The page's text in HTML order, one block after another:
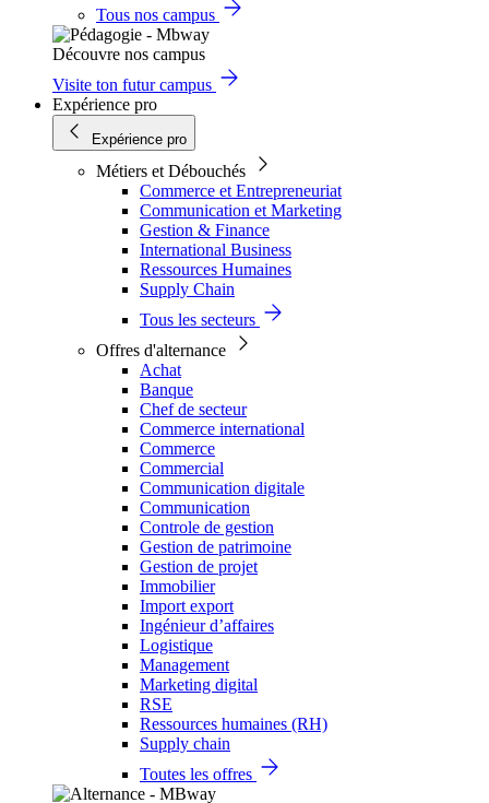
Tous nos campus
Découvre nos campus
Visite ton futur campus
Expérience pro
Expérience pro
Métiers et Débouchés
Commerce et Entrepreneuriat
Communication et Marketing
Gestion & Finance
International Business
Ressources Humaines
Supply Chain
Tous les secteurs
Offres d'alternance
Achat
Banque
Chef de secteur
Commerce international
Commerce
Commercial
Communication digitale
Communication
Controle de gestion
Gestion de patrimoine
Gestion de projet
Immobilier
Import export
Ingénieur d’affaires
Logistique
Management
Marketing digital
RSE
Ressources humaines (RH)
Supply chain
Toutes les offres